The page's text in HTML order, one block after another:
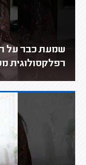
שמעת כבר על
רפלקסולוגית